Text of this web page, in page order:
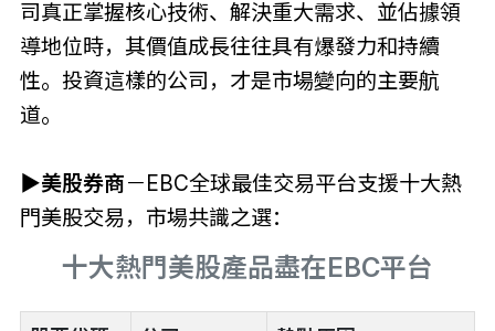
司真正掌握核心技術、解決重大需求、並佔據領
導地位時，其價值成長往往具有爆發力和持續
性。投資這樣的公司，才是市場變向的主要航
道。
▶美股券商－EBC全球最佳交易平台支援十大熱
門美股交易，市場共識之選：
十大熱門美股產品盡在EBC平台